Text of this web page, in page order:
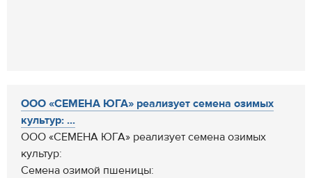
ООО «СЕМЕНА ЮГА» реализует семена озимых
культур: ...
ООО «СЕМЕНА ЮГА» реализует семена озимых
культур:
Семена озимой пшеницы: